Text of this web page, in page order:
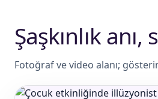
Şaşkınlık
Fotoğraf ve video alanı;